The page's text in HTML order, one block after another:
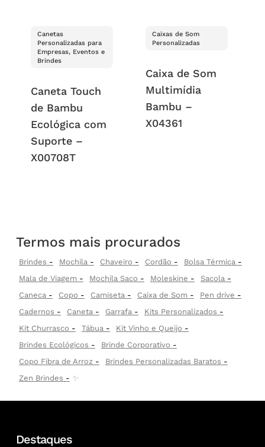
Canetas
Personalizadas para
Empresas, Eventos e
Brindes
Caneta Touch
de Bambu
Ecológica com
Suporte –
X00708T
Caixas de Som
Personalizadas
Caixa de Som
Multimídia
Bambu –
X04361
Termos mais procurados
Brindes Mochila Chaveiro Cordão
Bolsa Térmica
Mala de Viagem
Mochila Saco Moleskine
Sacola
Caneca
Copo Camiseta Caixa de Som
Pen drive
Cadernos
Caneta Garrafa
Kits Personalizados
Kit Churrasco
Tábua
Kit Vinho e Queijo
Brindes Ecológicos
Brinde Corporativo
Copo Fibra de Arroz
Brindes Personalizadas Baratos
Zen Brindes
✨
Destaques